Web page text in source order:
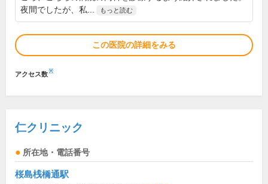
夜間でしたが、私...
もっと読む
この医院の詳細をみる
アクセス数※
仁クリニック
所在地・電話番号
桜島桟橋通駅